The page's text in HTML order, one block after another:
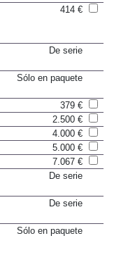
De serie
379 €
2.500 €
4.000 €
5.000 €
7.067 €